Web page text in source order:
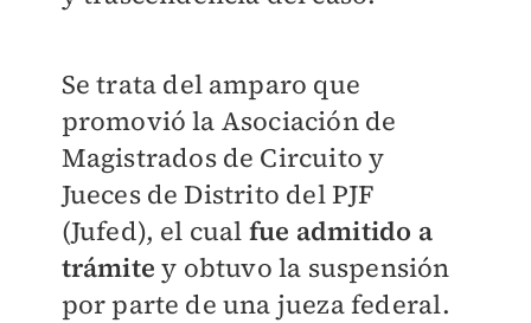
Se trata del amparo que
promovió la Asociación de
Magistrados de Circuito y
Jueces de Distrito del PJF
(Jufed), el cual fue admitido a
trámitey obtuvo la suspensión
por parte de una jueza federal.